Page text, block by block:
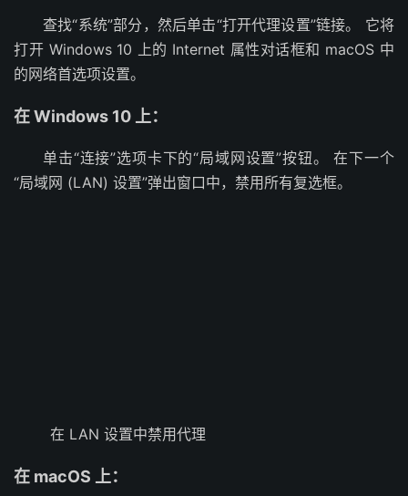
查找“系统”部分，然后单击“打开代理设置”链接。 它将
打开 Windows 10 上的 Internet 属性对话框和 macOS 中
的网络首选项设置。
在 Windows 10 上：
单击“连接”选项卡下的“局域网设置”按钮。 在下一个
“局域网 (LAN) 设置”弹出窗口中，禁用所有复选框。
在 LAN 设置中禁用代理
在 macOS 上：